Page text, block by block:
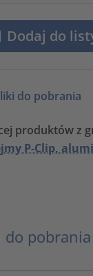
Dodaj do
do pobrania
produktów z
P-Clip,
do pobrania